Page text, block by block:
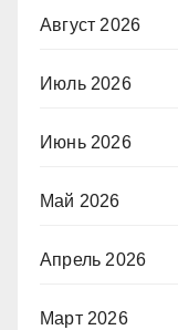
Август 2026
Июль 2026
Июнь 2026
Май 2026
Апрель 2026
Март 2026